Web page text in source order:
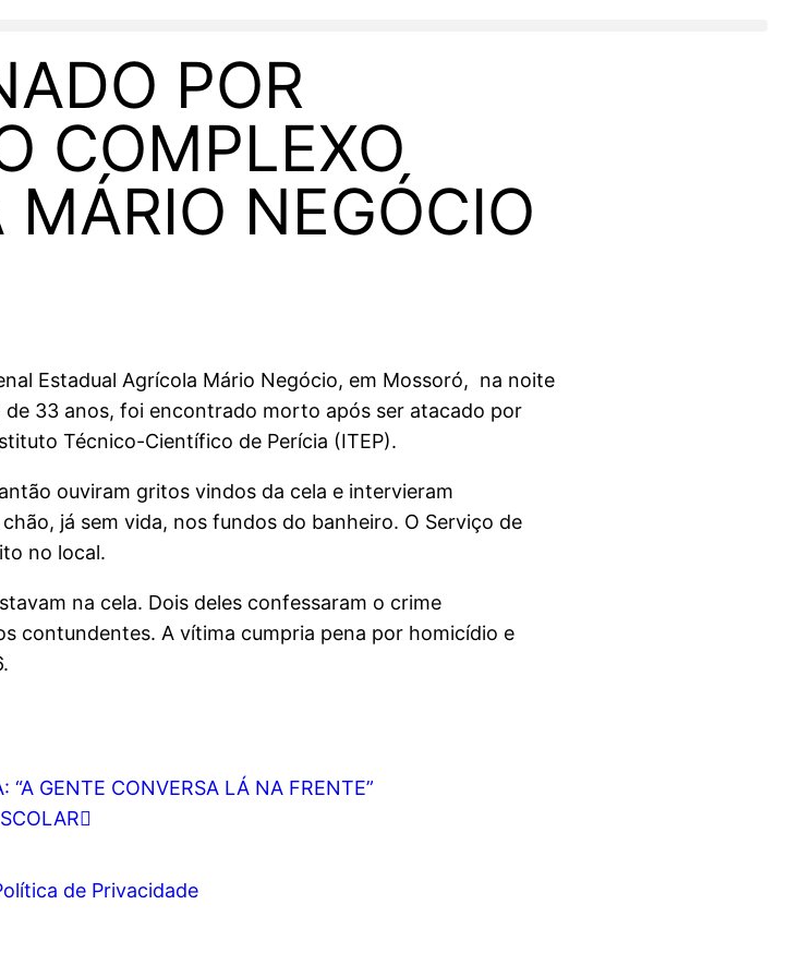
POR
COMPLEXO
NEGÓCIO
Estadual Agrícola Mário Negócio, em Mossoró, na noite
33 anos, foi encontrado morto após ser atacado por
Técnico-Científico de Perícia (ITEP).
ouviram gritos vindos da cela e intervieram
já sem vida, nos fundos do banheiro. O Serviço de
no local.
na cela. Dois deles confessaram o crime
contundentes. A vítima cumpria pena por homicídio e
“A GENTE CONVERSA LÁ NA FRENTE”
de Privacidade